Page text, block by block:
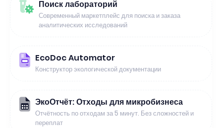
Поиск лабораторий
Современный маркетплейс для поиска и заказа
аналитических исследований
EcoDoc Automator
Конструктор экологической документации
ЭкоОтчёт: Отходы для микробизнеса
Отчётность по отходам за 5 минут. Без сложностей и
переплат